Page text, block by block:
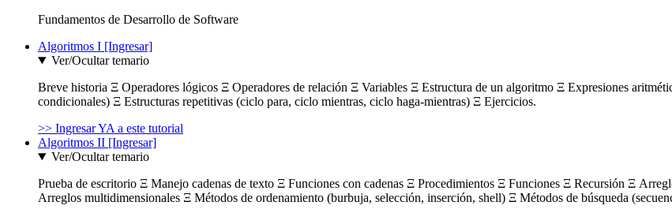
Fundamentos de Desarrollo de Software
Algoritmos I [Ingresar]
Ver/Ocultar temario
Breve historia Ξ Operadores lógicos Ξ Operadores de relación Ξ Variables Ξ Estructura de un algoritmo Ξ Expresiones
condicionales) Ξ Estructuras repetitivas (ciclo para, ciclo mientras, ciclo haga-mientras) Ξ Ejercicios.
>> Ingresar YA a este tutorial
Algoritmos II [Ingresar]
Ver/Ocultar temario
Prueba de escritorio Ξ Manejo cadenas de texto Ξ Funciones con cadenas Ξ Procedimientos Ξ Funciones Ξ Recursión Ξ
Arreglos multidimensionales Ξ Métodos de ordenamiento (burbuja, selección, inserción, shell) Ξ Métodos de búsqueda